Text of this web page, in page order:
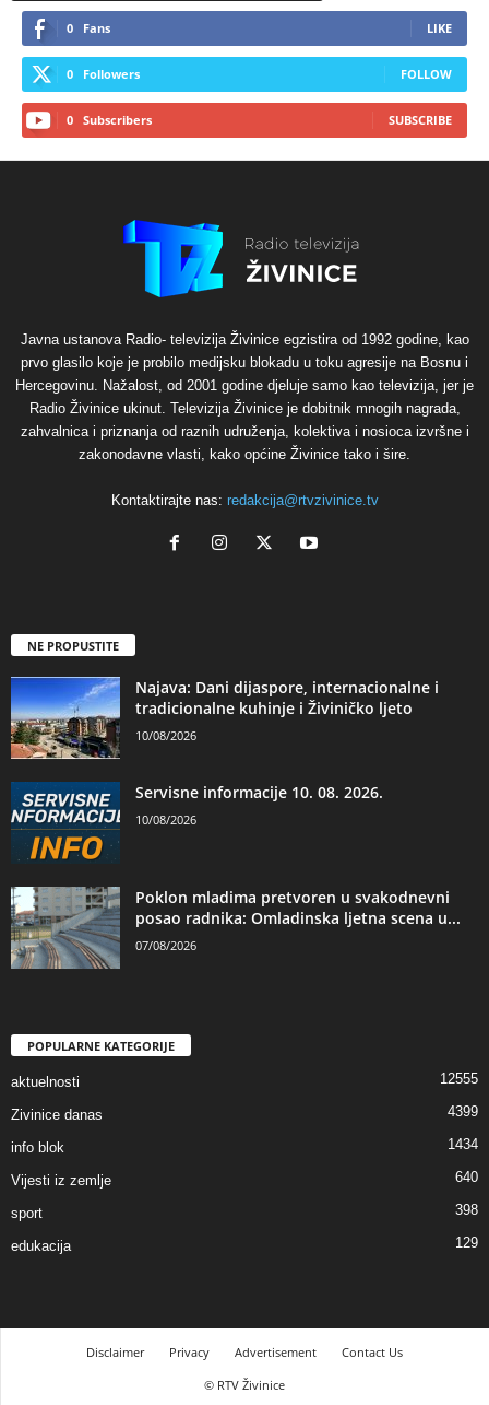
0 Fans LIKE
0 Followers FOLLOW
0 Subscribers SUBSCRIBE
Javna ustanova Radio- televizija Živinice egzistira od 1992 godine, kao
prvo glasilo koje je probilo medijsku blokadu u toku agresije na Bosnu i
Hercegovinu. Nažalost, od 2001 godine djeluje samo kao televizija, jer je
Radio Živinice ukinut. Televizija Živinice je dobitnik mnogih nagrada,
zahvalnica i priznanja od raznih udruženja, kolektiva i nosioca izvršne i
zakonodavne vlasti, kako općine Živinice tako i šire.
Kontaktirajte nas: redakcija@rtvzivinice.tv
NE PROPUSTITE
Najava: Dani dijaspore, internacionalne i
tradicionalne kuhinje i Živiničko ljeto
10/08/2026
Servisne informacije 10. 08. 2026.
10/08/2026
Poklon mladima pretvoren u svakodnevni
posao radnika: Omladinska ljetna scena u...
07/08/2026
POPULARNE KATEGORIJE
aktuelnosti 12555
Zivinice danas 4399
info blok 1434
Vijesti iz zemlje 640
sport 398
edukacija 129
Disclaimer Privacy Advertisement
Contact Us
© RTV Živinice